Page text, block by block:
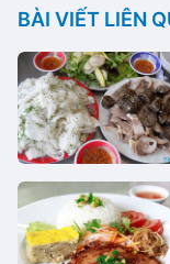
BÀI VIẾT LIÊN